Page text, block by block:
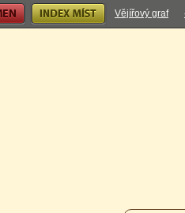
Index míst Vějířový graf